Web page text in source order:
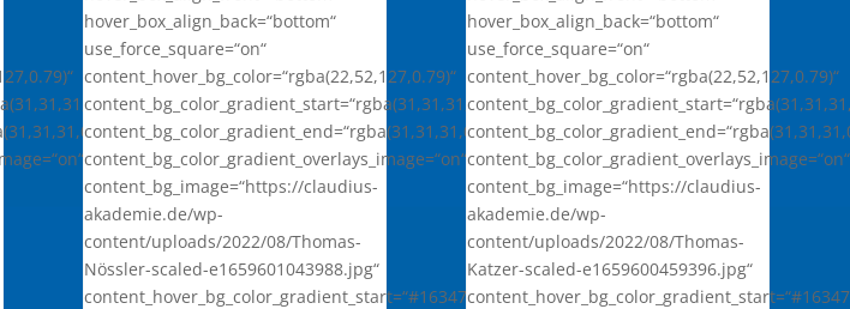
hover_box_align_back=“bottom“
use_force_square=“on“
content_hover_bg_color=“rgba(22,52,127,0.79)“
content_bg_color_gradient_start=“rgba(31,31,31,0)“
content_bg_color_gradient_end=“rgba(31,31,31,0.9)“
content_bg_color_gradient_overlays_image=“on“
content_bg_image=“https://claudius-
akademie.de/wp-
content/uploads/2022/08/Thomas-
Nössler-scaled-e1659601043988.jpg“
content_hover_bg_color_gradient_start=“#16347f“
hover_box_align_back=“bottom“
use_force_square=“on“
content_hover_bg_color=“rgba(22,52,127,0.79)“
content_bg_color_gradient_overlays_image=“on“
content_bg_image=“https://claudius-
akademie.de/wp-
content/uploads/2022/08/Thomas-
Katzer-scaled-e1659600459396.jpg“